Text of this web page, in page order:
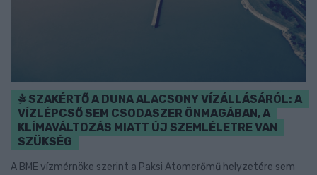
SZAKÉRTŐ A DUNA ALACSONY VÍZÁLLÁSÁRÓL: A
VÍZLÉPCSŐ SEM CSODASZER ÖNMAGÁBAN, A
KLÍMAVÁLTOZÁS MIATT ÚJ SZEMLÉLETRE VAN
SZÜKSÉG
A BME vízmérnöke szerint a Paksi Atomerőmű helyzetére sem